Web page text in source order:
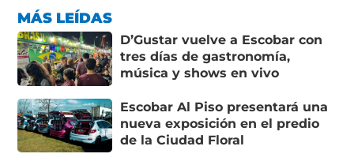
MÁS LEÍDAS
D’Gustar vuelve a Escobar con
tres días de gastronomía,
música y shows en vivo
Escobar Al Piso presentará una
nueva exposición en el predio
de la Ciudad Floral